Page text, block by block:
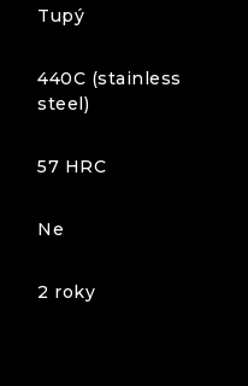
Tupý
440C (stainless
steel)
57 HRC
Ne
2 roky